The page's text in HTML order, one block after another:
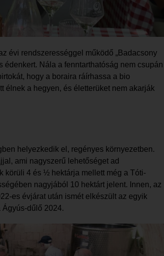
évi rendszerességgel működő „Badacsony
édenkert. Nála a fenntarthatóság nem csupán
hogy a boraira ráírhassa a bio
élnek a hegyen, és életterüket nem akarják
helyezkedik el, regényes környezetben.
ami nagyszerű lehetőséget ad
körüli 4 és ½ hektárja mellett még a Tóti-
nagyjából 10 hektárt jelent. Innen, az
es évjárat után ismét elkészült az egyik
Ágyús-dűlő 2024.